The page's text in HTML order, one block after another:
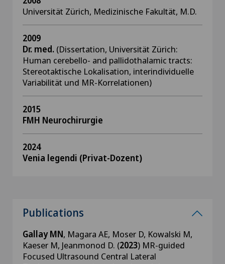
Universität Zürich, Medizinische Fakultät, M.D.
2009
Dr. med. (Dissertation, Universität Zürich:
Human cerebello- and pallidothalamic tracts:
Stereotaktische Lokalisation, interindividuelle
Variabilität und MR-Korrelationen)
2015
FMH Neurochirurgie
2024
Venia legendi (Privat-Dozent)
Publications
Gallay MN, Magara AE, Moser D, Kowalski M,
Kaeser M, Jeanmonod D. (2023) MR-guided
Focused Ultrasound Central Lateral